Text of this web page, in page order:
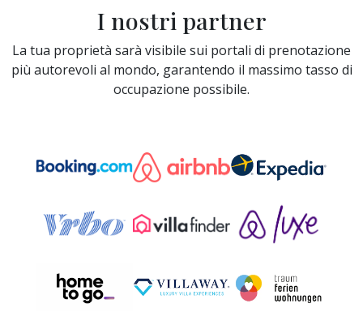
I nostri partner
La tua proprietà sarà visibile sui portali di prenotazione
più autorevoli al mondo, garantendo il massimo tasso di
occupazione possibile.